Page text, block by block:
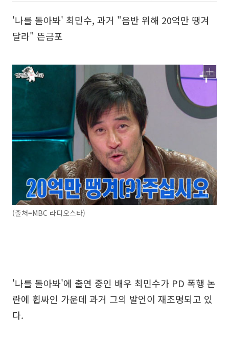
'나를 돌아봐' 최민수, 과거 "음반 위해 20억만 땡겨
달라" 뜬금포
(출처=MBC 라디오스타)
'나를 돌아봐'에 출연 중인 배우 최민수가 PD 폭행 논
란에 휩싸인 가운데 과거 그의 발언이 재조명되고 있
다.